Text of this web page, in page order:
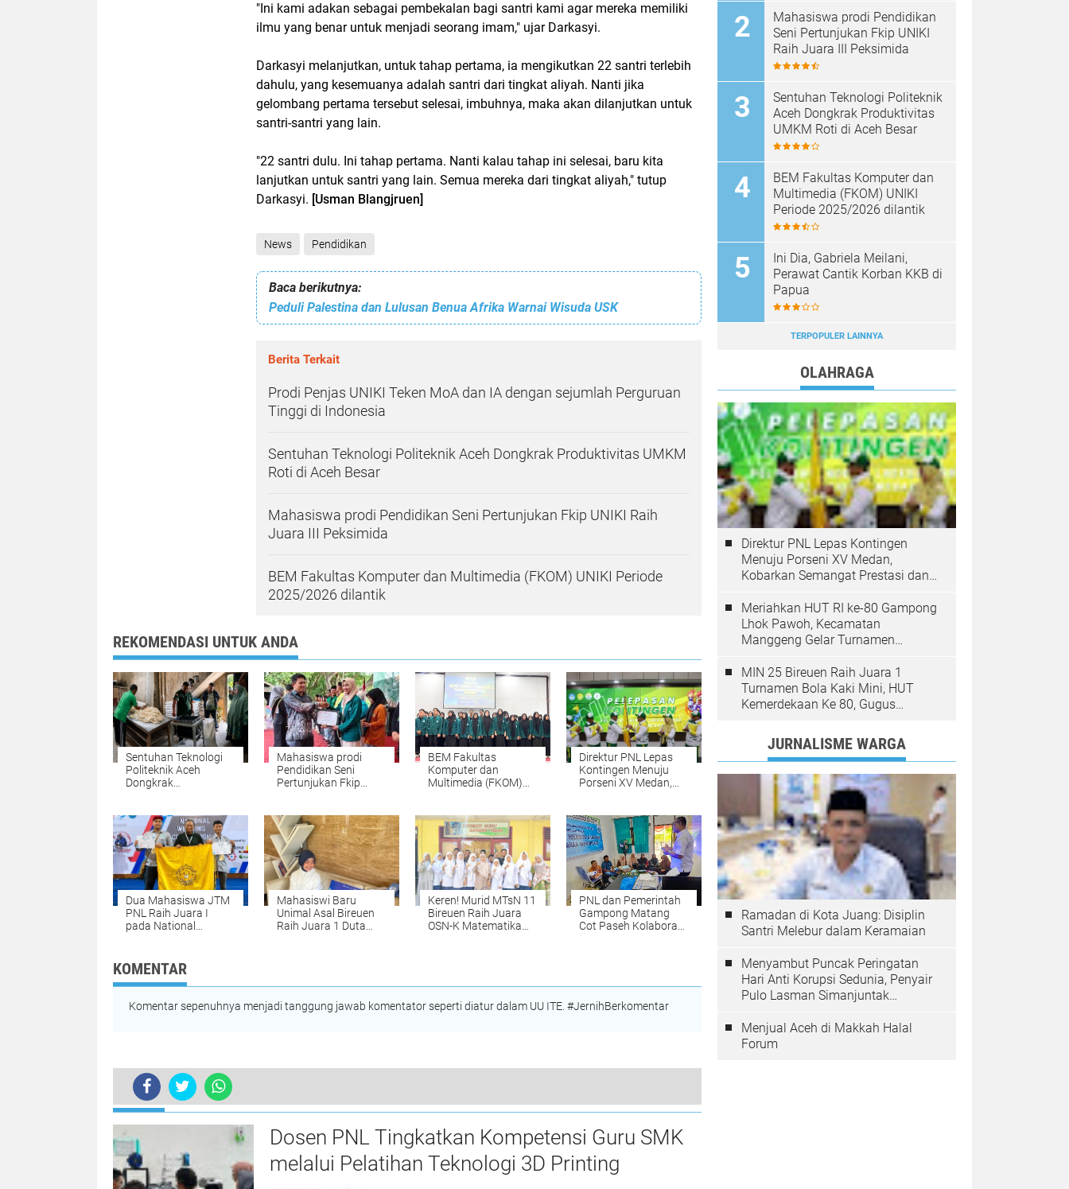
"Ini kami adakan sebagai pembekalan bagi santri kami agar mereka memiliki
ilmu yang benar untuk menjadi seorang imam," ujar Darkasyi.
Darkasyi melanjutkan, untuk tahap pertama, ia mengikutkan 22 santri terlebih
dahulu, yang kesemuanya adalah santri dari tingkat aliyah. Nanti jika
gelombang pertama tersebut selesai, imbuhnya, maka akan dilanjutkan untuk
santri-santri yang lain.
"22 santri dulu. Ini tahap pertama. Nanti kalau tahap ini selesai, baru kita
lanjutkan untuk santri yang lain. Semua mereka dari tingkat aliyah," tutup
Darkasyi. [Usman Blangjruen]
News Pendidikan
Baca berikutnya:
Peduli Palestina dan Lulusan Benua Afrika Warnai Wisuda USK
Berita Terkait
Prodi Penjas UNIKI Teken MoA dan IA dengan sejumlah Perguruan
Tinggi di Indonesia
Sentuhan Teknologi Politeknik Aceh Dongkrak Produktivitas UMKM
Roti di Aceh Besar
Mahasiswa prodi Pendidikan Seni Pertunjukan Fkip UNIKI Raih
Juara III Peksimida
BEM Fakultas Komputer dan Multimedia (FKOM) UNIKI Periode
2025/2026 dilantik
REKOMENDASI UNTUK ANDA
Sentuhan Teknologi
Politeknik Aceh
Dongkrak
Mahasiswa prodi
Pendidikan Seni
Pertunjukan Fkip
BEM Fakultas
Komputer dan
Multimedia (FKOM)
Direktur PNL Lepas
Kontingen Menuju
Porseni XV Medan,
Sportivitas
Dua Mahasiswa JTM
PNL Raih Juara I
pada National
Surabaya
Mahasiswi Baru
Unimal Asal Bireuen
Raih Juara 1 Duta
Keren! Murid MTsN 11
Bireuen Raih Juara
OSN-K Matematika
PNL dan Pemerintah
Gampong Matang
Cot Paseh Kolaborasi
KOMENTAR
Komentar sepenuhnya menjadi tanggung jawab komentator seperti diatur dalam UU ITE. #JernihBerkomentar
Cetak Imam Masa Depan, Syeh dari Mesir Latih 22 Santri Almuslimun Lhoksukon
TERKINI
Dosen PNL Tingkatkan Kompetensi Guru SMK
melalui Pelatihan Teknologi 3D Printing
Mahasiswa prodi Pendidikan
Seni Pertunjukan Fkip UNIKI
Raih Juara III Peksimida
Sentuhan Teknologi Politeknik
Aceh Dongkrak Produktivitas
UMKM Roti di Aceh Besar
BEM Fakultas Komputer dan
Multimedia (FKOM) UNIKI
Periode 2025/2026 dilantik
Ini Dia, Gabriela Meilani,
Perawat Cantik Korban KKB di
Papua
TERPOPULER LAINNYA
OLAHRAGA
Direktur PNL Lepas Kontingen
Menuju Porseni XV Medan,
Kobarkan Semangat Prestasi dan
Meriahkan HUT RI ke-80 Gampong
Lhok Pawoh, Kecamatan
Manggeng Gelar Turnamen
MIN 25 Bireuen Raih Juara 1
Turnamen Bola Kaki Mini, HUT
Kemerdekaan Ke 80, Gugus
JURNALISME WARGA
Ramadan di Kota Juang: Disiplin
Santri Melebur dalam Keramaian
Menyambut Puncak Peringatan
Hari Anti Korupsi Sedunia, Penyair
Pulo Lasman Simanjuntak
Korupsi di Indonesia
Menjual Aceh di Makkah Halal
Forum